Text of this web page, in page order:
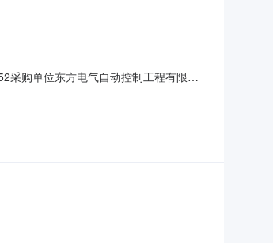
采购单位东方电气自动控制工程有限公
公告发布媒介此公告